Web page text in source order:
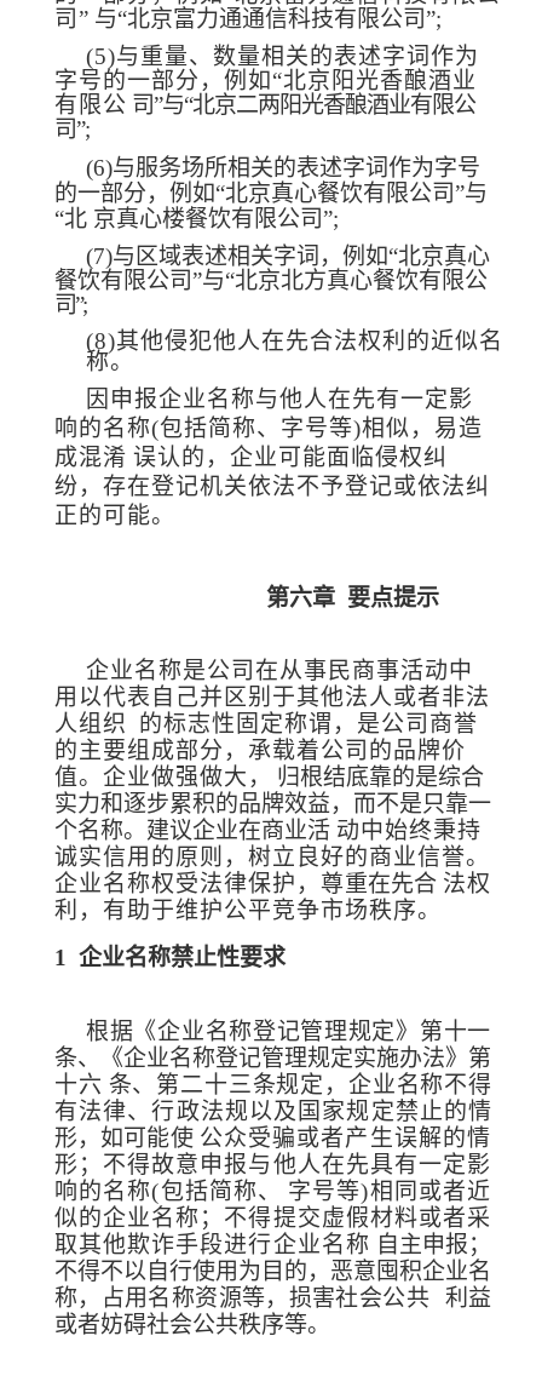
司” 与“北京富力通通信科技有限公司”;
(5)与重量、数量相关的表述字词作为
字号的一部分，例如“北京阳光香酿酒业
有限公 司”与“北京二两阳光香酿酒业有限公
司”;
(6)与服务场所相关的表述字词作为字号
的一部分，例如“北京真心餐饮有限公司 ”与
“北 京真心楼餐饮有限公司”;
(7)与区域表述相关字词，例如“北京真心
餐饮有限公司”与“北京北方真心餐饮有限公
司”;
(8)其他侵犯他人在先合法权利的近似名
称。
因申报企业名称与他人在先有一定影
响的名称(包括简称、字号等)相似，易造
成混淆 误认的，企业可能面临侵权纠
纷，存在登记机关依法不予登记或依法纠
正的可能。
第六章 要点提示
企业名称是公司在从事民商事活动中
用以代表自己并区别于其他法人或者非法
人组织
的标志性固定称谓，是公司商誉
的主要组成部分，承载着公司的品牌价
值。企业做强做大，
归根结底靠的是综合
实力和逐步累积的品牌效益，而不是只靠一
个名称。建议企业在商业活 动中始终秉持
诚实信用的原则，树立良好的商业信誉。
企业名称权受法律保护，尊重在先合 法权
利，有助于维护公平竞争市场秩序。
1
企业名称禁止性要求
根据《企业名称登记管理规定》第十一
条、《企业名称登记管理规定实施办法》第
十六 条、第二十三条规定，企业名称不得
有法律、行政法规以及国家规定禁止的情
形，如可 能使 公众受骗或者产生误解的情
形；不得故意申报与他人在先具有一定影
响的名称(包括简称、
字号等)相同或者近
似的企业名称；不得提交虚假材料或者采
取其他欺诈手段进行企业名称 自主申报；
不得不以自行使用为目的，恶意囤积企业名
称，占用名称资源等，损害社会公共
利益
或者妨碍社会公共秩序等。